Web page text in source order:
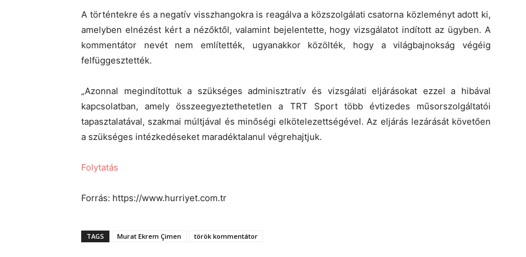
A történtekre és a negatív visszhangokra is reagálva a közszolgálati csatorna közleményt adott ki,
amelyben elnézést kért a nézőktől, valamint bejelentette, hogy vizsgálatot indított az ügyben. A
kommentátor nevét nem említették, ugyanakkor közölték, hogy a világbajnokság végéig
felfüggesztették.
„Azonnal megindítottuk a szükséges adminisztratív és vizsgálati eljárásokat ezzel a hibával
kapcsolatban, amely összeegyeztethetetlen a TRT Sport több évtizedes műsorszolgáltatói
tapasztalatával, szakmai múltjával és minőségi elkötelezettségével. Az eljárás lezárását követően
a szükséges intézkedéseket maradéktalanul végrehajtjuk.
Folytatás
Forrás: https://www.hurriyet.com.tr
TAGS Murat Ekrem Çimen török kommentátor